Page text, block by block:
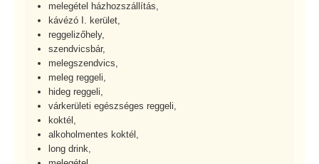
melegétel házhozszállítás,
kávézó I. kerület,
reggelizőhely,
szendvicsbár,
melegszendvics,
meleg reggeli,
hideg reggeli,
várkerületi egészséges reggeli,
koktél,
alkoholmentes koktél,
long drink,